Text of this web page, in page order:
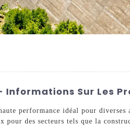
Informations Sur Les
performance idéal pour
des secteurs tels que la